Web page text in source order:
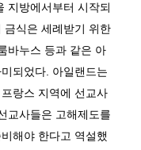
지방에서부터 시작되
금식은 세례받기 위한
바누스 등과 같은 아
되었다 아일랜드는
랑스 지역에 선교사
교사들은 고해제도를
해야 한다고 역설했